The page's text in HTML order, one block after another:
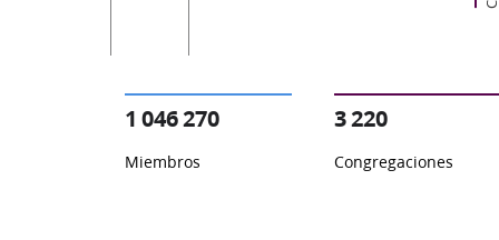
1 046 270
Miembros
3 220
Congregaciones